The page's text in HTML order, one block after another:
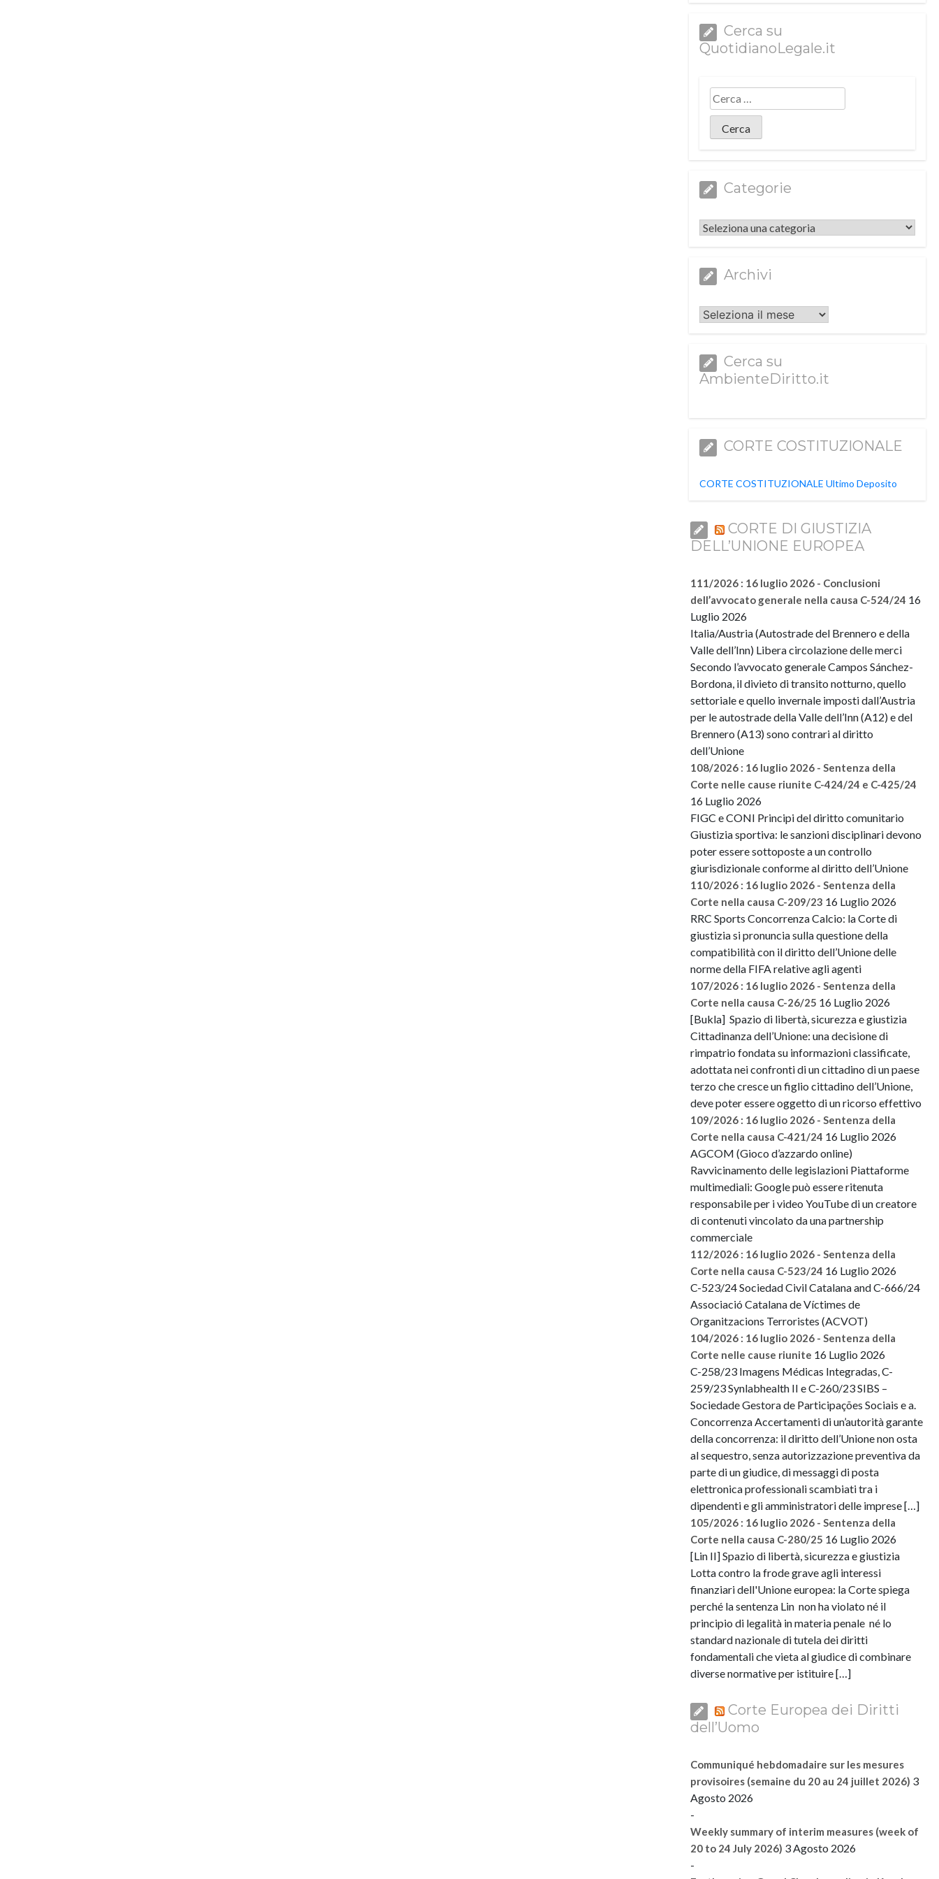
Cerca su
QuotidianoLegale.it
Categorie
Categorie
Archivi
Archivi
Cerca su
AmbienteDiritto.it
CORTE COSTITUZIONALE
CORTE COSTITUZIONALE Ultimo Deposito
CORTE DI GIUSTIZIA
DELL’UNIONE EUROPEA
111/2026 : 16 luglio 2026 - Conclusioni
dell’avvocato generale nella causa C-524/24 16
Luglio 2026
Italia/Austria (Autostrade del Brennero e della
Valle dell’Inn) Libera circolazione delle merci
Secondo l’avvocato generale Campos Sánchez-
Bordona, il divieto di transito notturno, quello
settoriale e quello invernale imposti dall’Austria
per le autostrade della Valle dell’Inn (A12) e del
Brennero (A13) sono contrari al diritto
dell’Unione
108/2026 : 16 luglio 2026 - Sentenza della
Corte nelle cause riunite C-424/24 e C-425/24
16 Luglio 2026
FIGC e CONI Principi del diritto comunitario
Giustizia sportiva: le sanzioni disciplinari devono
poter essere sottoposte a un controllo
giurisdizionale conforme al diritto dell’Unione
110/2026 : 16 luglio 2026 - Sentenza della
Corte nella causa C-209/23 16 Luglio 2026
RRC Sports Concorrenza Calcio: la Corte di
giustizia si pronuncia sulla questione della
compatibilità con il diritto dell’Unione delle
norme della FIFA relative agli agenti
107/2026 : 16 luglio 2026 - Sentenza della
Corte nella causa C-26/25 16 Luglio 2026
[Bukla] Spazio di libertà, sicurezza e giustizia
Cittadinanza dell’Unione: una decisione di
rimpatrio fondata su informazioni classificate,
adottata nei confronti di un cittadino di un paese
terzo che cresce un figlio cittadino dell’Unione,
deve poter essere oggetto di un ricorso effettivo
109/2026 : 16 luglio 2026 - Sentenza della
Corte nella causa C-421/24 16 Luglio 2026
AGCOM (Gioco d’azzardo online)
Ravvicinamento delle legislazioni Piattaforme
multimediali: Google può essere ritenuta
responsabile per i video YouTube di un creatore
di contenuti vincolato da una partnership
commerciale
112/2026 : 16 luglio 2026 - Sentenza della
Corte nella causa C-523/24 16 Luglio 2026
C-523/24 Sociedad Civil Catalana and C-666/24
Associació Catalana de Víctimes de
Organitzacions Terroristes (ACVOT)
104/2026 : 16 luglio 2026 - Sentenza della
Corte nelle cause riunite 16 Luglio 2026
C-258/23 Imagens Médicas Integradas, C-
259/23 Synlabhealth II e C-260/23 SIBS –
Sociedade Gestora de Participações Sociais e a.
Concorrenza Accertamenti di un’autorità garante
della concorrenza: il diritto dell’Unione non osta
al sequestro, senza autorizzazione preventiva da
parte di un giudice, di messaggi di posta
elettronica professionali scambiati tra i
dipendenti e gli amministratori delle imprese […]
105/2026 : 16 luglio 2026 - Sentenza della
Corte nella causa C-280/25 16 Luglio 2026
[Lin II] Spazio di libertà, sicurezza e giustizia
Lotta contro la frode grave agli interessi
finanziari dell'Unione europea: la Corte spiega
perché la sentenza Lin non ha violato né il
principio di legalità in materia penale né lo
standard nazionale di tutela dei diritti
fondamentali che vieta al giudice di combinare
diverse normative per istituire […]
Corte Europea dei Diritti
dell’Uomo
Communiqué hebdomadaire sur les mesures
provisoires (semaine du 20 au 24 juillet 2026) 3
Agosto 2026
-
Weekly summary of interim measures (week of
20 to 24 July 2026) 3 Agosto 2026
-